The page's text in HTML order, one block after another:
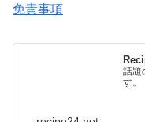
免責事項
話題
す。